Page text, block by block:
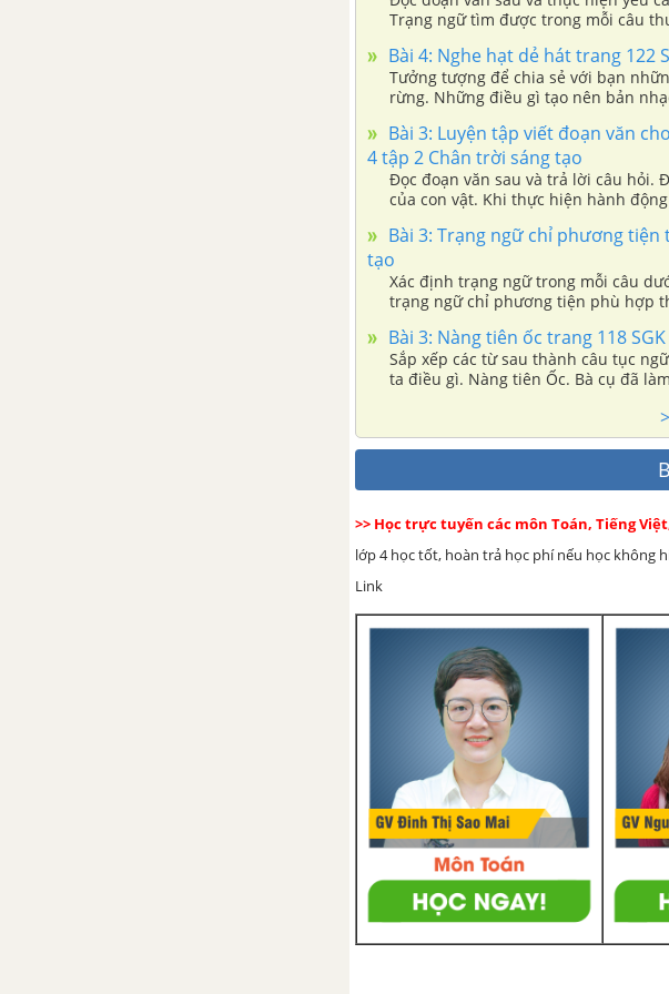
Trạng ngữ tìm được trong mỗi câu
dụng trạng ngữ.
Bài 4: Nghe hạt dẻ hát trang 122
Tưởng tượng để chia sẻ với bạn
rừng. Những điều gì tạo nên bản
hương đem đến điều gì cho khu
lang thang trong một khu rừng dẻ.
Bài 3: Luyện tập viết đoạn văn
4 tập 2 Chân trời sáng tạo
Đọc đoạn văn sau và trả lời câu hỏi.
của con vật. Khi thực hiện hành
của một con vật sống trong môi
Ốc” bằng lời của em.
Bài 3: Trạng ngữ chỉ phương tiện
tạo
Xác định trạng ngữ trong mỗi câu
trạng ngữ chỉ phương tiện phù hợp
tả hoạt động hoặc thói quen của
Bài 3: Nàng tiên ốc trang 118
Sắp xếp các từ sau thành câu tục
ta điều gì. Nàng tiên Ốc. Bà cụ đã
nàng tiên” của bà cụ thể hiện điều
mở rộng
>> Học trực tuyến các môn Toán, Tiếng
lớp 4 học tốt, hoàn trả học phí nếu học không
Link